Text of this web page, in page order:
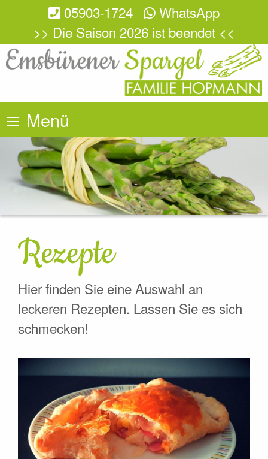
05903-1724
WhatsApp
>> Die Saison 2026 ist beendet <<
Menü
Rezepte
Hier finden Sie eine Auswahl an
leckeren Rezepten. Lassen Sie es sich
schmecken!